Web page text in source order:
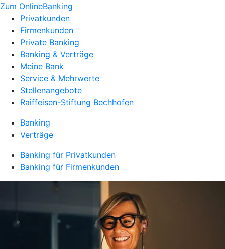
Zum OnlineBanking
Privatkunden
Firmenkunden
Private Banking
Banking & Verträge
Meine Bank
Service & Mehrwerte
Stellenangebote
Raiffeisen-Stiftung Bechhofen
Banking
Verträge
Banking für Privatkunden
Banking für Firmenkunden